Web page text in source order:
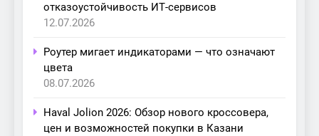
отказоустойчивость ИТ-сервисов
12.07.2026
Роутер мигает индикаторами — что означают
цвета
08.07.2026
Haval Jolion 2026: Обзор нового кроссовера,
цен и возможностей покупки в Казани